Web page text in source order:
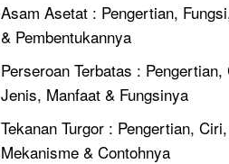
Asam Asetat : Pengertian,
& Pembentukannya
Perseroan Terbatas : Pengertian,
Jenis, Manfaat & Fungsinya
Tekanan Turgor : Pengertian, Ciri,
Mekanisme & Contohnya